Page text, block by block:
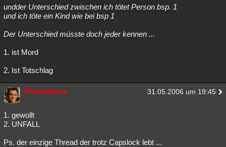
undder Unterschied zwischen ich tötet Person bsp. 1
und ich töte ein Kind wie bei bsp 1
Der Unterschied müsste doch jeder kennen ...
1. ist Mord
2. Ist Totschlag
Prometheus 31.05.2006 um 19:45
1. gewollt
2. UNFALL
Ps. der einzige Thread der trotz Capslock lebt ...